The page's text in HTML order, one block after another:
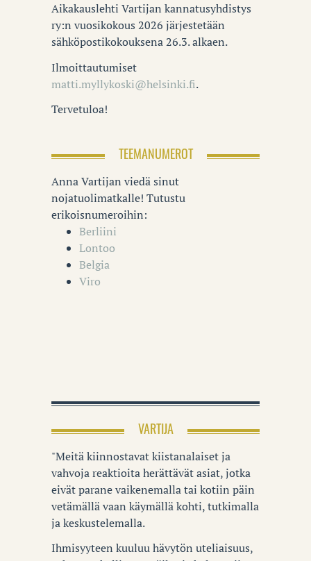
Aikakauslehti Vartijan kannatusyhdistys
ry:n vuosikokous 2026 järjestetään
sähköpostikokouksena 26.3. alkaen.
Ilmoittautumiset
matti.myllykoski@helsinki.fi.
Tervetuloa!
TEEMANUMEROT
Anna Vartijan viedä sinut
nojatuolimatkalle! Tutustu
erikoisnumeroihin:
Berliini
Lontoo
Belgia
Viro
VARTIJA
"Meitä kiinnostavat kiistanalaiset ja
vahvoja reaktioita herättävät asiat, jotka
eivät parane vaikenemalla tai kotiin päin
vetämällä vaan käymällä kohti, tutkimalla
ja keskustelemalla.
Ihmisyyteen kuuluu hävytön uteliaisuus,